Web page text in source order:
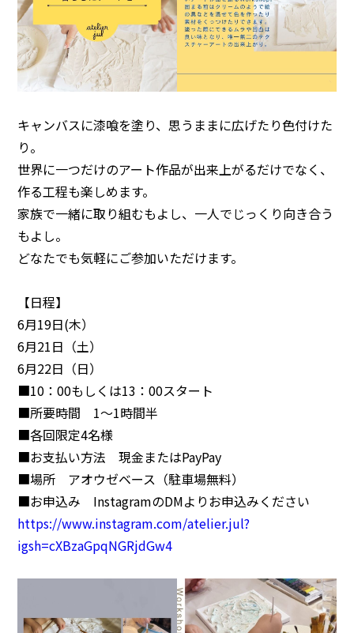
キャンバスに漆喰を塗り、思うままに広げたり色付けた
り。
世界に一つだけのアート作品が出来上がるだけでなく、
作る工程も楽しめます。
家族で一緒に取り組むもよし、一人でじっくり向き合う
もよし。
どなたでも気軽にご参加いただけます。
【日程】
6月19日(木）
6月21日（土）
6月22日（日）
■10：00もしくは13：00スタート
■所要時間 1～1時間半
■各回限定4名様
■お支払い方法 現金またはPayPay
■場所 アオウゼベース（駐車場無料）
■お申込み InstagramのDMよりお申込みください
https://www.instagram.com/atelier.jul?
igsh=cXBzaGpqNGRjdGw4